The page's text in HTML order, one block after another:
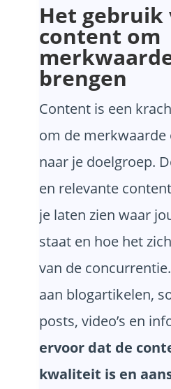
Het gebruik
content om
brengen
Content is een
om de merkwaarde
naar je doelgroep.
en relevante
je laten zien waar
staat en hoe het
van de
aan blogartikelen,
posts, video’s en
ervoor dat de
kwaliteit is en